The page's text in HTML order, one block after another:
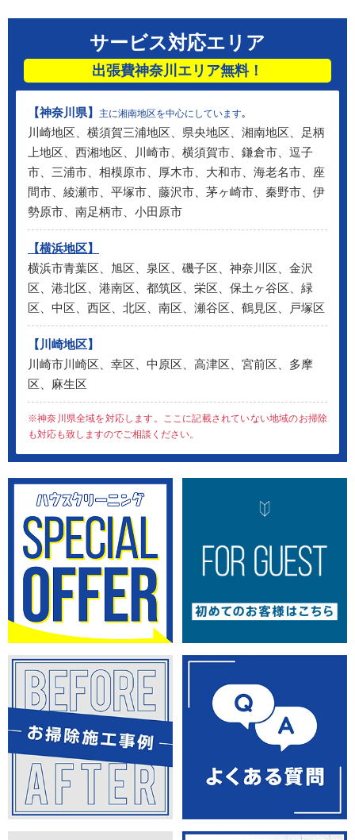
サービス対応エリア
出張費神奈川エリア無料！
【神奈川県】 主に湘南地区を中心にしています｡
川崎地区、横須賀三浦地区、県央地区、湘南地区、足柄
上地区、西湘地区、川崎市、横須賀市、鎌倉市、逗子
市、三浦市、相模原市、厚木市、大和市、海老名市、座
間市、綾瀬市、平塚市、藤沢市、茅ヶ崎市、秦野市、伊
勢原市、南足柄市、小田原市
【横浜地区】
横浜市青葉区、旭区、泉区、磯子区、神奈川区、金沢
区、港北区、港南区、都筑区、栄区、保土ヶ谷区、緑
区、中区、西区、北区、南区、瀬谷区、鶴見区、戸塚区
【川崎地区】
川崎市川崎区、幸区、中原区、高津区、宮前区、多摩
区、麻生区
※神奈川県全域を対応します。ここに記載されていない地域のお掃除
も対応も致しますのでご相談ください。